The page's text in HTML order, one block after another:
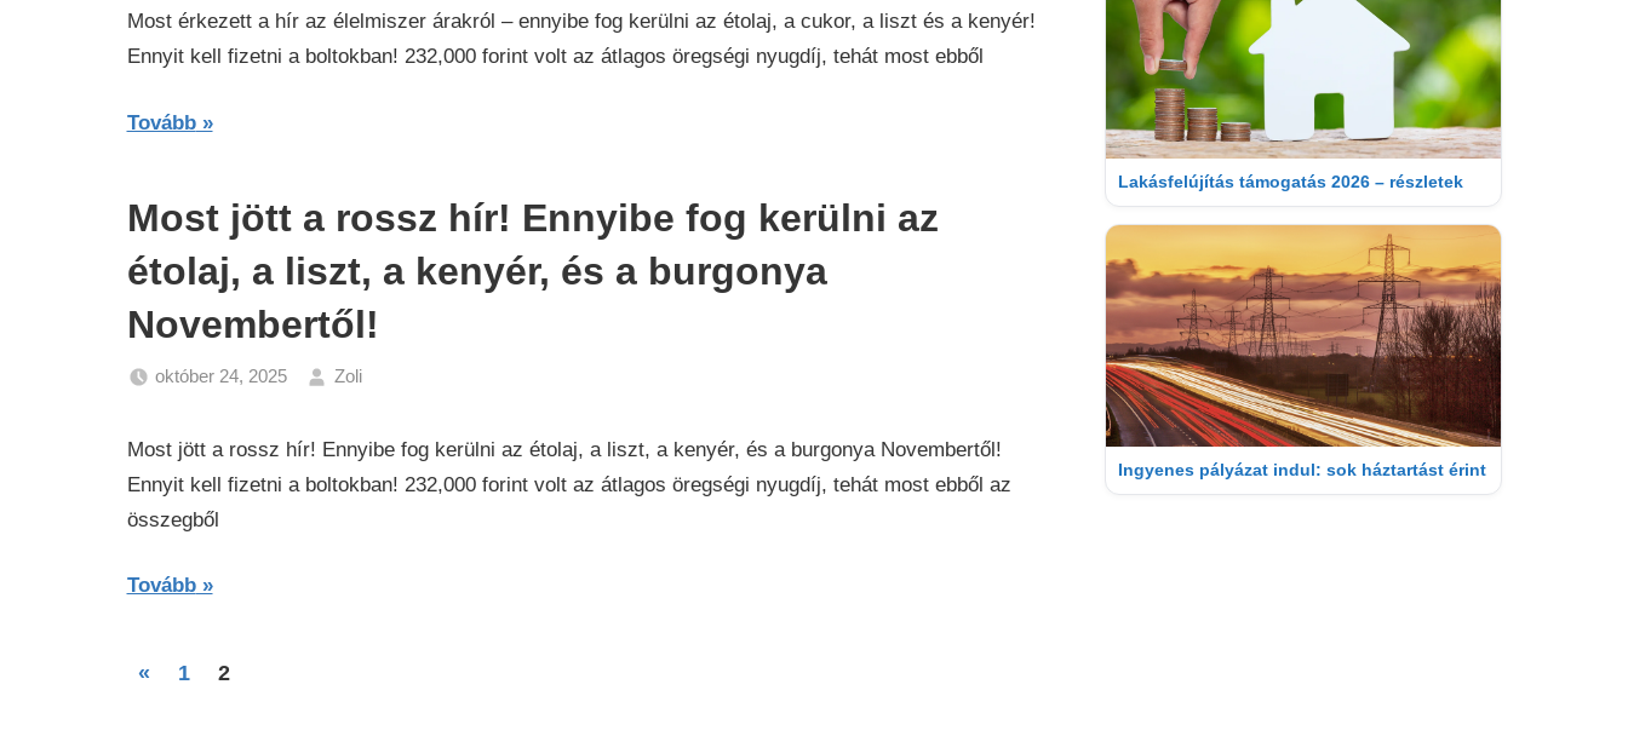
Most érkezett a hír az élelmiszer árakról – ennyibe fog kerülni az étolaj, a cukor, a liszt és a kenyér!
Ennyit kell fizetni a boltokban! 232,000 forint volt az átlagos öregségi nyugdíj, tehát most ebből
Tovább
Most jött a rossz hír! Ennyibe fog kerülni az
étolaj, a liszt, a kenyér, és a burgonya
Novembertől!
október 24, 2025
Zoli
Hírek
Most jött a rossz hír! Ennyibe fog kerülni az étolaj, a liszt, a kenyér, és a burgonya Novembertől!
Ennyit kell fizetni a boltokban! 232,000 forint volt az átlagos öregségi nyugdíj, tehát most ebből az
összegből
Tovább
Bejegyzések
«Previous
1 2
Lakásfelújítás támogatás 2026 – részletek
Ingyenes pályázat indul: sok háztartást érint